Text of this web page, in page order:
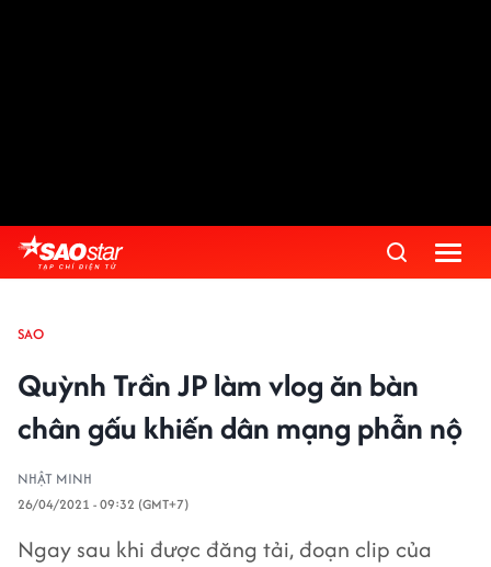
SAO
Quỳnh Trần JP làm vlog ăn bàn
chân gấu khiến dân mạng phẫn nộ
NHẬT MINH
26/04/2021 - 09:32 (GMT+7)
Ngay sau khi được đăng tải, đoạn clip của